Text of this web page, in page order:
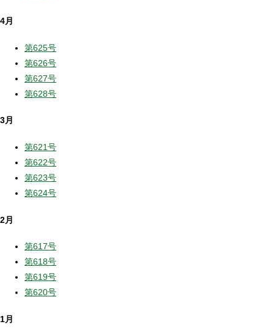
4月
第625号
第626号
第627号
第628号
3月
第621号
第622号
第623号
第624号
2月
第617号
第618号
第619号
第620号
1月